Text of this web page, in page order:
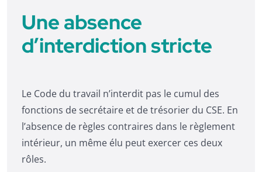
Une absence
d’interdiction stricte
Le Code du travail n’interdit pas le cumul des
fonctions de secrétaire et de trésorier du CSE. En
l’absence de règles contraires dans le règlement
intérieur, un même élu peut exercer ces deux
rôles.